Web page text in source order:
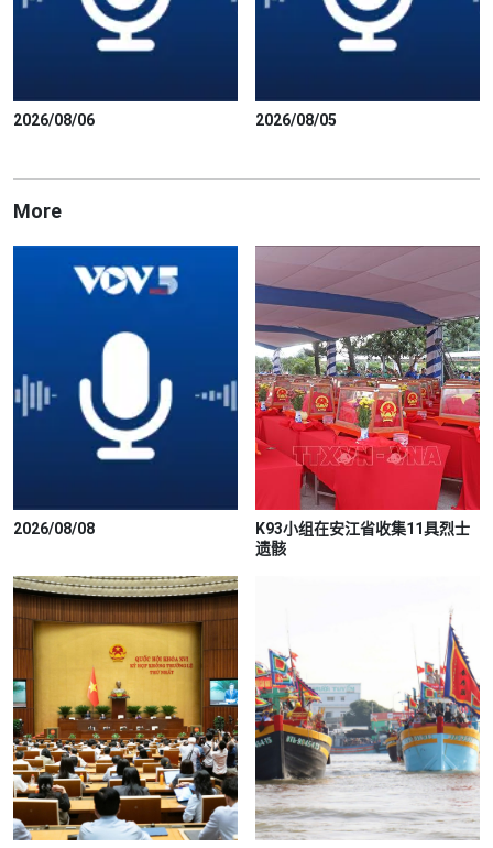
2026/08/06 2026/08/05
More
2026/08/08
K93小组在安江省收集11具烈士
遗骸